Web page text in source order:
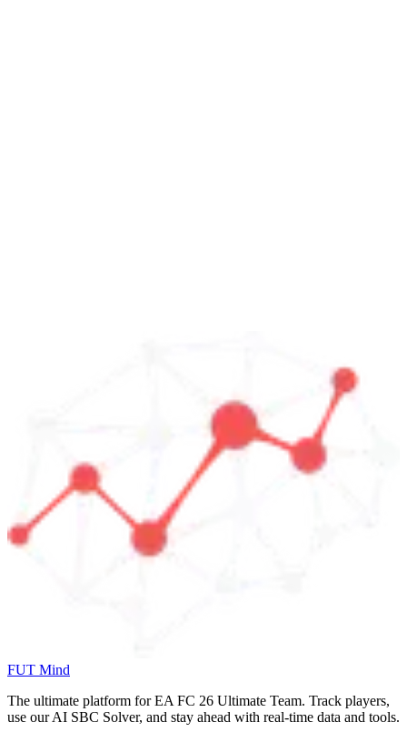
FUT Mind
The ultimate platform for EA FC 26 Ultimate Team. Track players,
use our AI SBC Solver, and stay ahead with real-time data and tools.